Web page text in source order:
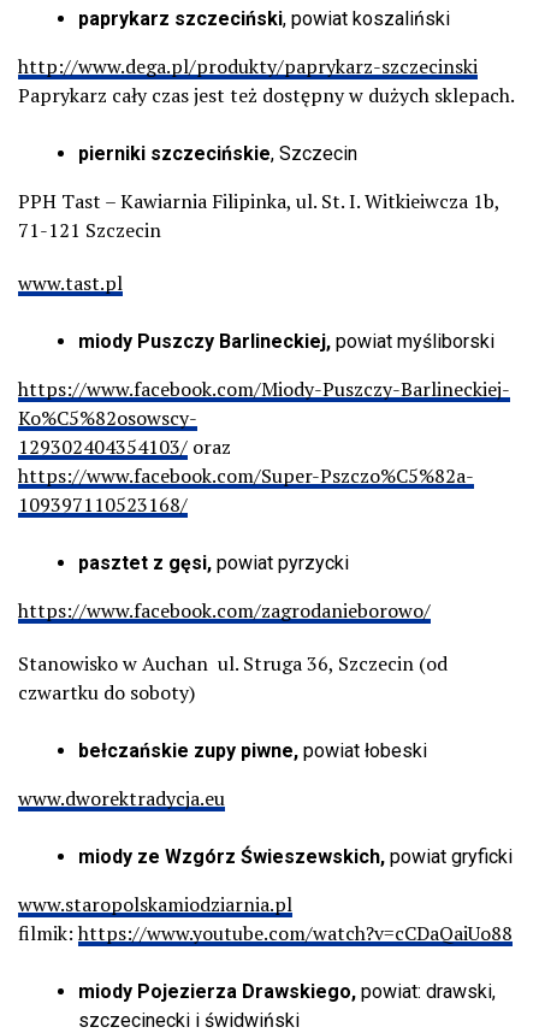
paprykarz szczeciński, powiat koszaliński
http://www.dega.pl/produkty/paprykarz-szczecinski
Paprykarz cały czas jest też dostępny w dużych sklepach.
pierniki szczecińskie, Szczecin
PPH Tast – Kawiarnia Filipinka, ul. St. I. Witkieiwcza 1b,
71-121 Szczecin
www.tast.pl
miody Puszczy Barlineckiej, powiat myśliborski
https://www.facebook.com/Miody-Puszczy-Barlineckiej-
Ko%C5%82osowscy-
129302404354103/ oraz
https://www.facebook.com/Super-Pszczo%C5%82a-
109397110523168/
pasztet z gęsi, powiat pyrzycki
https://www.facebook.com/zagrodanieborowo/
Stanowisko w Auchan ul. Struga 36, Szczecin (od
czwartku do soboty)
bełczańskie zupy piwne, powiat łobeski
www.dworektradycja.eu
miody ze Wzgórz Świeszewskich, powiat gryficki
www.staropolskamiodziarnia.pl
filmik:https://www.youtube.com/watch?v=cCDaQaiUo88
miody Pojezierza Drawskiego, powiat: drawski,
szczecinecki i świdwiński